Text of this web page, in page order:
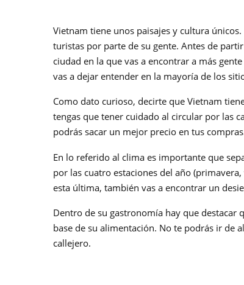
Vietnam tiene unos paisajes y cultura
turistas por parte de su gente. Antes de
ciudad en la que vas a encontrar a más
vas a dejar entender en la mayoría de los
Como dato curioso, decirte que Vietnam
tengas que tener cuidado al circular por las
podrás sacar un mejor precio en tus
En lo referido al clima es importante que
por las cuatro estaciones del año
esta última, también vas a encontrar un
Dentro de su gastronomía hay que destacar
base de su alimentación. No te podrás ir de
callejero.